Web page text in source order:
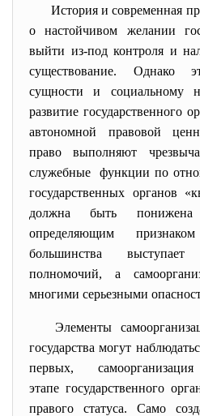
История и современная
о настойчивом желании
выйти из-под контроля и
существование. Однако
сущности и социальному
развитие государственного
автономной правовой
право выполняют
служебные функции по
государственных органов
должна быть
определяющим
большинства
полномочий, а
многими серьезными
Элементы
государства могут
первых,
этапе государственного
правого статуса. Само